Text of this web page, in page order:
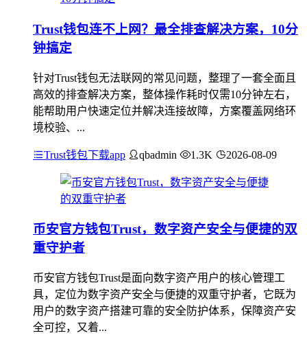
Trust钱包连不上网？最全排查解决方案，10分
钟搞定
针对Trust钱包无法联网的常见问题，整理了一套全面且
高效的排查解决方案，整体操作耗时仅需10分钟左右，
能帮助用户快速定位并解决连接故障，方案覆盖网络环
境校验、...
Trust钱包下载app qbadmin 1.3K 2026-08-09
币安官方钱包Trust，数字资产安全与便捷的双
重守护者
币安官方钱包Trust是面向数字资产用户的核心管理工
具，定位为数字资产安全与便捷的双重守护者，它既为
用户的数字资产搭建可靠的安全防护体系，保障资产安
全可控，又着...